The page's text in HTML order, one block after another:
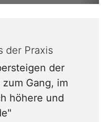
der Praxis
der
Gang, im
höhere und